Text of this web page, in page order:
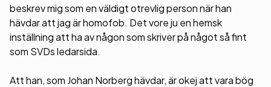
beskrev mig som en väldigt otrevlig person när han
hävdar att jag är homofob. Det vore ju en hemsk
inställning att ha av någon som skriver på något så fint
som SVDs ledarsida.
Att han, som Johan Norberg hävdar, är okej att vara bög